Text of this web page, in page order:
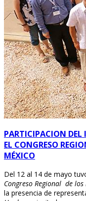
PARTICIPACION
EL CONGRESO
MÉXICO
Del 12 al 14 de mayo
Congreso Regional de
la presencia de